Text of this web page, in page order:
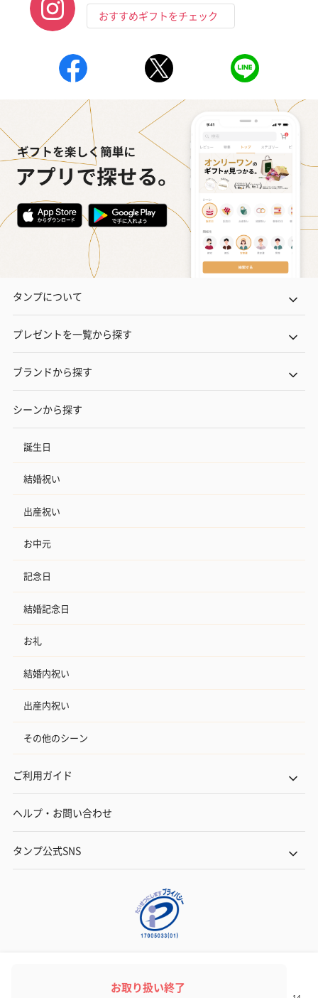
ハンドタオル・ハンカチ
の＋αにおすすめです。
花束ハンドタオル（ピ
ンク）（1,760円）
花束ハンドタオル（ブ
ルー）（1,760円）
花束ハンドタ
ワイト）（
キャンドル・お香
キャンドル・お香を同梱してお届けいたします。
フラッグカプセル：イ
ンセンススティック
（END）（880円）
フラッグカプセル：イ
ショートイン
お酒
お酒を同梱してお届けいたします。
※20歳未満の方への酒類の販売はいたしません。
プレミアムビール イネ
ディット（712円）
ブラック１２
円）
おつまみ・その他
お酒にぴったりのおつまみ・サプリを同梱してお届けいたしま
お取り扱い終了
おすすめギフトをチェック
タンプについて
プレゼントを一覧から探す
ブランドから探す
シーンから探す
誕生日
結婚祝い
出産祝い
お中元
記念日
結婚記念日
お礼
結婚内祝い
出産内祝い
その他のシーン
ご利用ガイド
ヘルプ・お問い合わせ
タンプ公式SNS
Copyright© TANP Inc.